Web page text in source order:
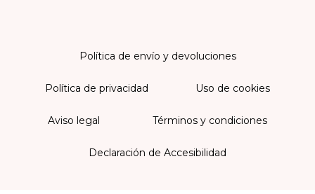
Política de envío y devoluciones
Política de privacidad Uso de cookies
Aviso legal Términos y condiciones
Declaración de Accesibilidad